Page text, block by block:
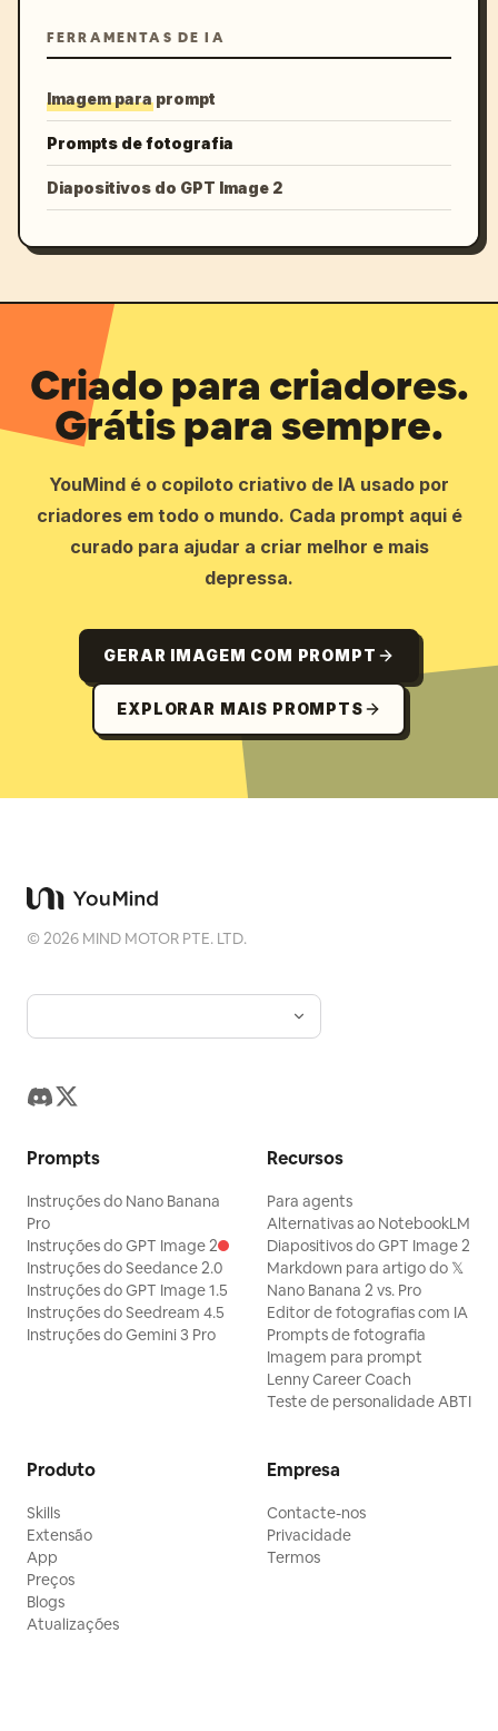
FERRAMENTAS DE IA
Imagem para prompt
Prompts de fotografia
Diapositivos do GPT Image 2
Criado para criadores.
Grátis para sempre.
YouMind é o copiloto criativo de IA usado por
criadores em todo o mundo. Cada prompt aqui é
curado para ajudar a criar melhor e mais
depressa.
GERAR IMAGEM COM PROMPT
EXPLORAR MAIS PROMPTS
©2026 MIND MOTOR PTE. LTD.
Prompts
Instruções do Nano Banana
Pro
Instruções do GPT Image 2
Instruções do Seedance 2.0
Instruções do GPT Image 1.5
Instruções do Seedream 4.5
Instruções do Gemini 3 Pro
Recursos
Para agents
Alternativas ao NotebookLM
Diapositivos do GPT Image 2
Markdown para artigo do 𝕏
Nano Banana 2 vs. Pro
Editor de fotografias com IA
Prompts de fotografia
Imagem para prompt
Lenny Career Coach
Teste de personalidade ABTI
Produto
Skills
Extensão
App
Preços
Blogs
Atualizações
Empresa
Contacte-nos
Privacidade
Termos